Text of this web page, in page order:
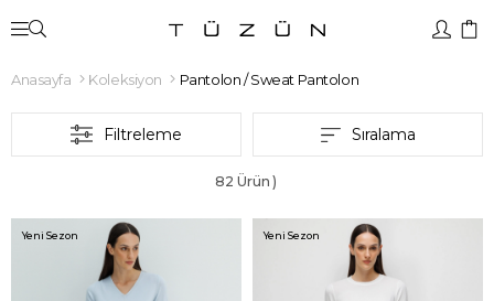
Anasayfa Koleksiyon Pantolon / Sweat Pantolon
Filtreleme Sıralama
82 Ürün
Yeni Sezon Yeni Sezon